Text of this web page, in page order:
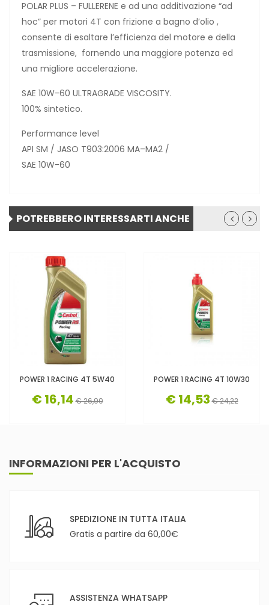
POLAR PLUS – FULLERENE e ad una additivazione “ad
hoc” per motori 4T con frizione a bagno d’olio ,
consente di esaltare l’efficienza del motore e della
trasmissione, fornendo una maggiore potenza ed
una migliore accelerazione.
SAE 10W-60 ULTRAGRADE VISCOSITY.
100% sintetico.
Performance level
API SM / JASO T903:2006 MA–MA2 /
SAE 10W-60
POTREBBERO INTERESSARTI ANCHE
POWER 1 RACING 4T 5W40
€ 16,14 € 26,90
POWER 1 RACING 4T 10W30
€ 14,53 € 24,22
INFORMAZIONI PER L'ACQUISTO
SPEDIZIONE IN TUTTA ITALIA
Gratis a partire da 60,00€
ASSISTENZA WHATSAPP